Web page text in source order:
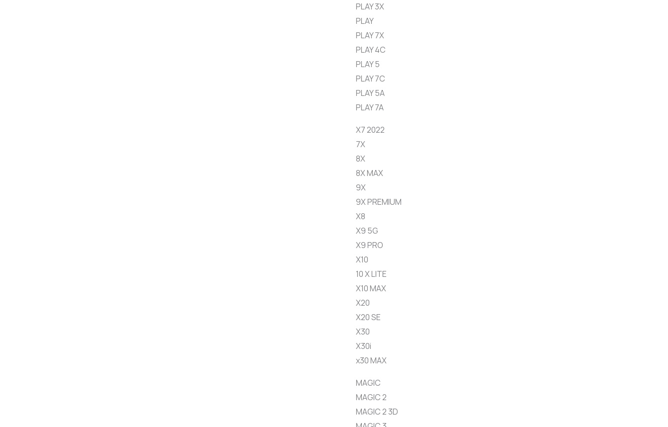
PLAY 3X
PLAY
PLAY 7X
PLAY 4C
PLAY 5
PLAY 7C
PLAY 5A
PLAY 7A
X7 2022
7X
8X
8X MAX
9X
9X PREMIUM
X8
X9 5G
X9 PRO
X10
10 X LITE
X10 MAX
X20
X20 SE
X30
X30i
x30 MAX
MAGIC
MAGIC 2
MAGIC 2 3D